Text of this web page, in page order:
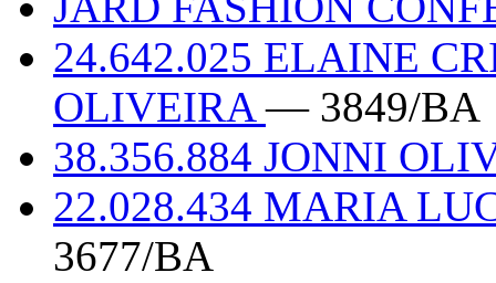
24.642.025 ELAINE
OLIVEIRA— 3849/BA
38.356.884 JONNI
22.028.434 MARIA
3677/BA